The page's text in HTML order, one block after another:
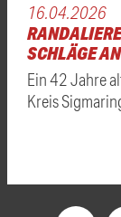
16.04.2026
SCHLÄGE
Ein 42 Jahre
Kreis